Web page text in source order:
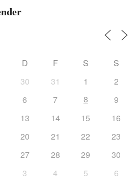
D F S
S
30 31 1
2
6 7 8
9
13 14 15
16
20 21 22
23
27 28 29
30
3 4 5 6